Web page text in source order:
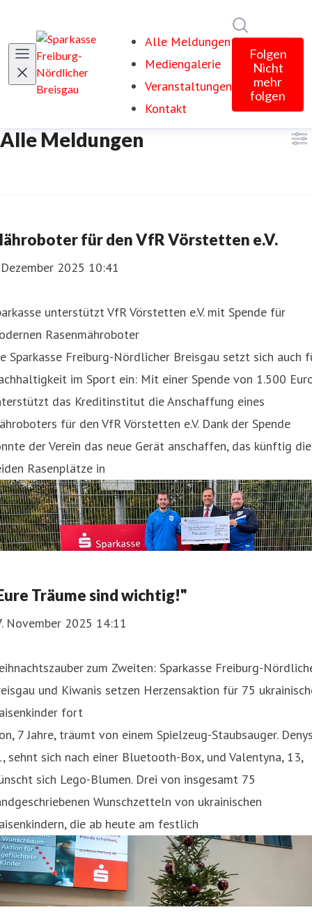
Alle Meldungen
Mediengalerie
Veranstaltungen
Kontakt
Folgen
Nicht
mehr
folgen
Alle Meldungen
für den VfR Vörstetten e.V.
2025 10:41
unterstützt VfR Vörstetten e.V. mit Spende für
Rasenmähroboter
Sparkasse Freiburg-Nördlicher Breisgau setzt sich auch
im Sport ein: Mit einer Spende von 1.500
das Kreditinstitut die Anschaffung eines
für den VfR Vörstetten e.V. Dank der Spende
der Verein das neue Gerät anschaffen, das künftig die
Rasenplätze in
Träume sind wichtig!"
November 2025 14:11
zum Zweiten: Sparkasse Freiburg-
und Kiwanis setzen Herzensaktion für 75
fort
7 Jahre, träumt von einem Spielzeug-Staubsauger.
sehnt sich nach einer Bluetooth-Box, und Valentyna, 13,
sich Lego-Blumen. Drei von insgesamt 75
Wunschzetteln von ukrainischen
die ab heute am festlich